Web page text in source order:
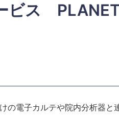
ビス
の電子カルテや院内分析器